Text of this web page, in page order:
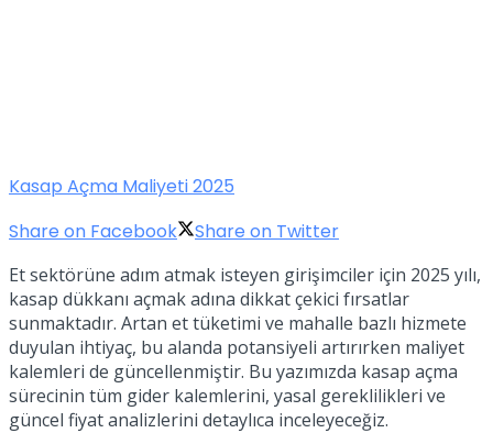
Kasap Açma Maliyeti 2025
Share on Facebook
Share on Twitter
Et sektörüne adım atmak isteyen girişimciler için 2025 yılı,
kasap dükkanı açmak adına dikkat çekici fırsatlar
sunmaktadır. Artan et tüketimi ve mahalle bazlı hizmete
duyulan ihtiyaç, bu alanda potansiyeli artırırken maliyet
kalemleri de güncellenmiştir. Bu yazımızda kasap açma
sürecinin tüm gider kalemlerini, yasal gereklilikleri ve
güncel fiyat analizlerini detaylıca inceleyeceğiz.